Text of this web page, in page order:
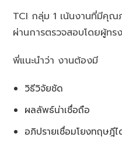
TCI กลุ่ม 1 เน้นงานที่มีคุ
ผ่านการตรวจสอบโดยผู้ท
พี่แนะนำว่า งานต้องมี
วิธีวิจัยชัด
ผลลัพธ์น่าเชื่อถือ
อภิปรายเชื่อมโยงทฤษฎี